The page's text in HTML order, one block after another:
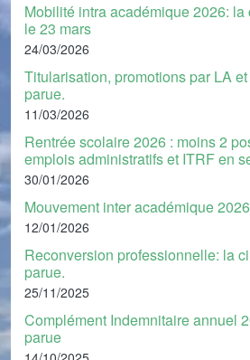
Mobilité intra académique 2026:
le 23 mars
24/03/2026
Titularisation, promotions par LA
parue.
11/03/2026
Rentrée scolaire 2026 : moins 2
emplois administratifs et ITRF en
30/01/2026
Mouvement inter académique 2026
12/01/2026
Reconversion professionnelle: la
parue.
25/11/2025
Complément Indemnitaire annuel
parue